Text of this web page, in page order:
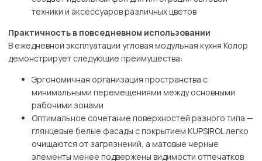
техники и аксессуаров различных цветов
Практичность в повседневном использовании
В ежедневной эксплуатации угловая модульная кухня Колор
демонстрирует следующие преимущества:
Эргономичная организация пространства с
минимальными перемещениями между основными
рабочими зонами
Оптимальное сочетание поверхностей разного типа —
глянцевые белые фасады с покрытием KUPSIROL легко
очищаются от загрязнений, а матовые черные
элементы менее подвержены видимости отпечатков